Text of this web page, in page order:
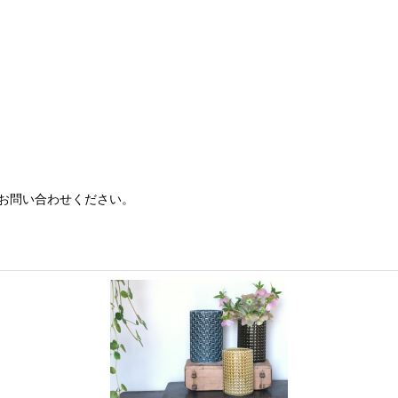
い合わせください。